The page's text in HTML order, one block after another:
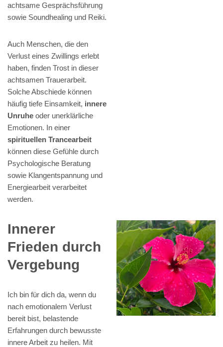
achtsame Gesprächsführung
sowie Soundhealing und Reiki.
Auch Menschen, die den
Verlust eines Zwillings erlebt
haben, finden Trost in dieser
achtsamen Trauerarbeit.
Solche Abschiede können
häufig tiefe Einsamkeit, innere
Unruhe oder unerklärliche
Emotionen. In einer
spirituellen Trancearbeit
können diese Gefühle durch
Psychologische Beratung
sowie Klangentspannung und
Energiearbeit verarbeitet
werden.
Innerer
Frieden durch
Vergebung
Ich bin für dich da, wenn du
nach emotionalem Verlust
bereit bist, belastende
Erfahrungen durch bewusste
innere Arbeit zu heilen. Mit